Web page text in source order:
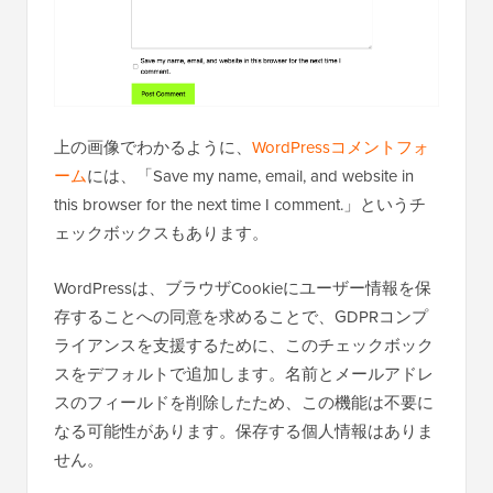
上の画像でわかるように、 WordPressコメントフォ
ームには、「Save my name, email, and website in
this browser for the next time I comment.」というチ
ェックボックスもあります。
WordPressは、ブラウザCookieにユーザー情報を保
存することへの同意を求めることで、GDPRコンプ
ライアンスを支援するために、このチェックボック
スをデフォルトで追加します。名前とメールアドレ
スのフィールドを削除したため、この機能は不要に
なる可能性があります。保存する個人情報はありま
せん。